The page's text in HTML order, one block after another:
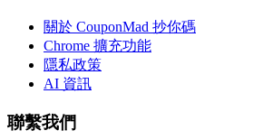
關於 CouponMad 抄你碼
Chrome 擴充功能
隱私政策
AI 資訊
聯繫我們